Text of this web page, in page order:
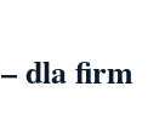
dla firm